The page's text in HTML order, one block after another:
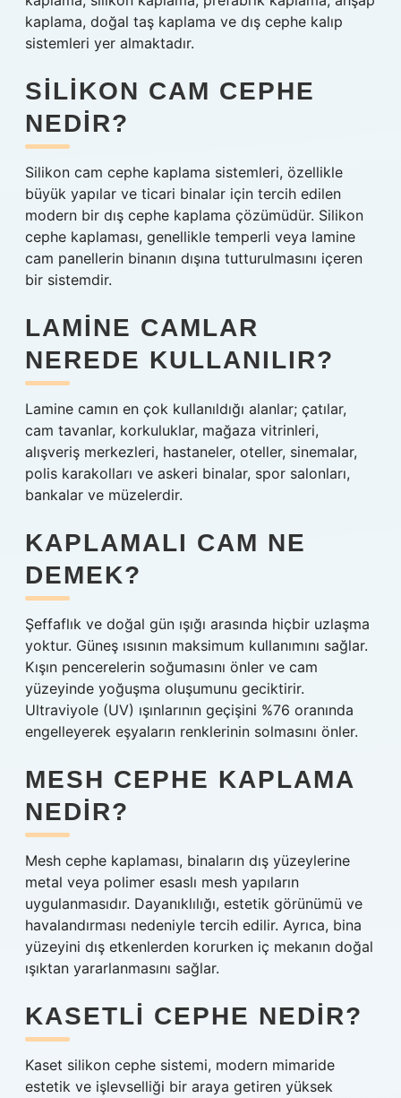
kaplama, doğal taş kaplama ve dış cephe kalıp
sistemleri yer almaktadır.
SILIKON CAM CEPHE
NEDIR?
Silikon cam cephe kaplama sistemleri, özellikle
büyük yapılar ve ticari binalar için tercih edilen
modern bir dış cephe kaplama çözümüdür. Silikon
cephe kaplaması, genellikle temperli veya lamine
cam panellerin binanın dışına tutturulmasını içeren
bir sistemdir.
LAMINE CAMLAR
NEREDE KULLANILIR?
Lamine camın en çok kullanıldığı alanlar; çatılar,
cam tavanlar, korkuluklar, mağaza vitrinleri,
alışveriş merkezleri, hastaneler, oteller, sinemalar,
polis karakolları ve askeri binalar, spor salonları,
bankalar ve müzelerdir.
KAPLAMALI CAM NE
DEMEK?
Şeffaflık ve doğal gün ışığı arasında hiçbir uzlaşma
yoktur. Güneş ısısının maksimum kullanımını sağlar.
Kışın pencerelerin soğumasını önler ve cam
yüzeyinde yoğuşma oluşumunu geciktirir.
Ultraviyole (UV) ışınlarının geçişini %76 oranında
engelleyerek eşyaların renklerinin solmasını önler.
MESH CEPHE KAPLAMA
NEDIR?
Mesh cephe kaplaması, binaların dış yüzeylerine
metal veya polimer esaslı mesh yapıların
uygulanmasıdır. Dayanıklılığı, estetik görünümü ve
havalandırması nedeniyle tercih edilir. Ayrıca, bina
yüzeyini dış etkenlerden korurken iç mekanın doğal
ışıktan yararlanmasını sağlar.
KASETLI CEPHE NEDIR?
Kaset silikon cephe sistemi, modern mimaride
estetik ve işlevselliği bir araya getiren yüksek